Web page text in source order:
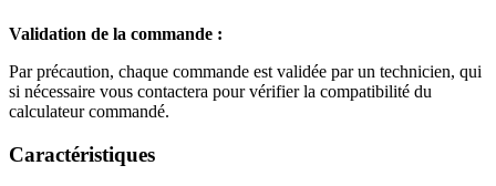
Validation de la commande :
Par précaution, chaque commande est validée par un technicien, qui
si nécessaire vous contactera pour vérifier la compatibilité du
calculateur commandé.
Caractéristiques